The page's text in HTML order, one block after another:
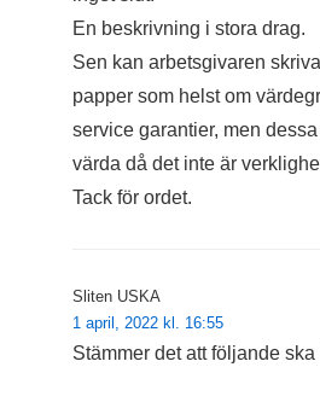
En beskrivning i stora drag.
Sen kan arbetsgivaren
papper som helst om
service garantier, men
värda då det inte är
Tack för ordet.
Sliten USKA
1 april, 2022 kl. 16:55
Stämmer det att följande